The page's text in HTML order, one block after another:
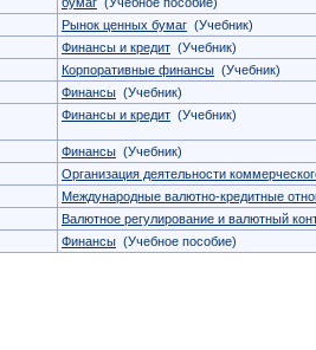
Рынок ценных бумаг (Учебник)
Финансы и кредит (Учебник)
Корпоративные финансы (Учебник)
Финансы (Учебник)
Финансы и кредит (Учебник)
Финансы (Учебник)
Организация деятельности
Международные валютно-кредитные
Валютное регулирование и валютный
Финансы (Учебное пособие)